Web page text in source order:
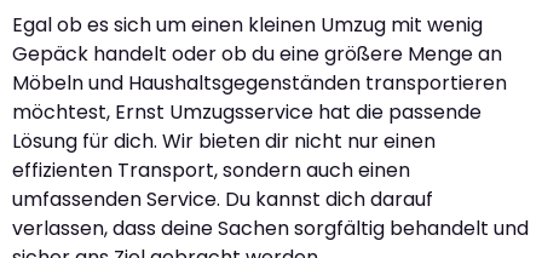
Egal ob es sich um einen kleinen Umzug mit wenig
Gepäck handelt oder ob du eine größere Menge an
Möbeln und Haushaltsgegenständen transportieren
möchtest, Ernst Umzugsservice hat die passende
Lösung für dich. Wir bieten dir nicht nur einen
effizienten Transport, sondern auch einen
umfassenden Service. Du kannst dich darauf
verlassen, dass deine Sachen sorgfältig behandelt und